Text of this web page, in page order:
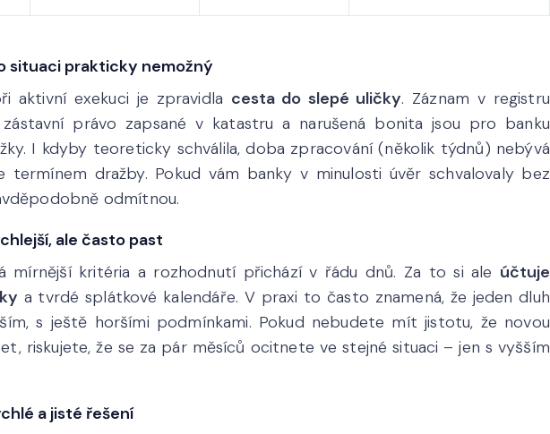
situaci prakticky nemožný
aktivní exekuci je zpravidla cesta do slepé uličky. Záznam v registru
zástavní právo zapsané v katastru a narušená bonita jsou pro banku
I kdyby teoreticky schválila, doba zpracování (několik týdnů) nebývá
termínem dražby. Pokud vám banky v minulosti úvěr schvalovaly bez
odmítnou.
ale často past
mírnější kritéria a rozhodnutí přichází v řádu dnů. Za to si ale účtuje
a tvrdé splátkové kalendáře. V praxi to často znamená, že jeden dluh
s ještě horšími podmínkami. Pokud nebudete mít jistotu, že novou
riskujete, že se za pár měsíců ocitnete ve stejné situaci – jen s vyšším
a jisté řešení